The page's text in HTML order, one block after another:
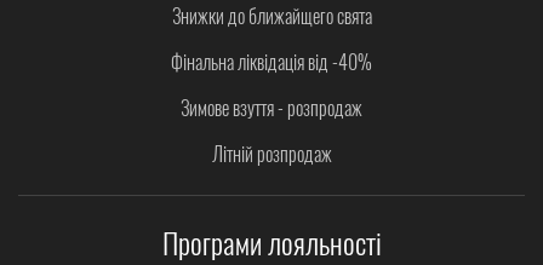
Знижки до ближайщего свята
Фінальна ліквідація від -40%
Зимове взуття - розпродаж
Літній розпродаж
Програми лояльності